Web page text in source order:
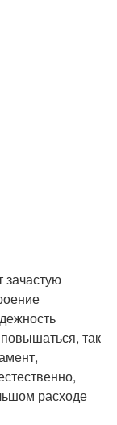
так
расходе